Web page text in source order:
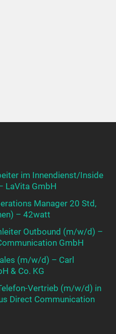
im Innendienst/Inside
LaVita GmbH
Manager 20 Std,
– 42watt
Outbound (m/w/d) –
GmbH
(m/w/d) – Carl
& Co. KG
Vertrieb (m/w/d) in
Direct Communication